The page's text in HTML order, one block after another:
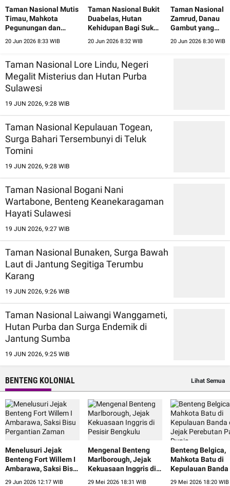
Taman Nasional Mutis
Timau, Mahkota
Pegunungan dan
20 Jun 2026 8:33 WIB
Taman Nasional Bukit
Duabelas, Hutan
Kehidupan Bagi Suku
20 Jun 2026 8:32 WIB
Taman Nasional
Zamrud, Danau
Gambut yang
20 Jun 2026 8:30 WIB
Taman Nasional Lore Lindu, Negeri
Megalit Misterius dan Hutan Purba
Sulawesi
19 JUN 2026, 9:28 WIB
Taman Nasional Kepulauan Togean,
Surga Bahari Tersembunyi di Teluk
Tomini
19 JUN 2026, 9:28 WIB
Taman Nasional Bogani Nani
Wartabone, Benteng Keanekaragaman
Hayati Sulawesi
19 JUN 2026, 9:27 WIB
Taman Nasional Bunaken, Surga Bawah
Laut di Jantung Segitiga Terumbu
Karang
19 JUN 2026, 9:26 WIB
Taman Nasional Laiwangi Wanggameti,
Hutan Purba dan Surga Endemik di
Jantung Sumba
19 JUN 2026, 9:25 WIB
BENTENG KOLONIAL Lihat Semua
Menelusuri Jejak
Benteng Fort Willem I
Ambarawa, Saksi Bisu
29 Jun 2026 12:17 WIB
Mengenal Benteng
Marlborough, Jejak
Kekuasaan Inggris di
29 Mei 2026 18:31 WIB
Benteng Belgica,
Mahkota Batu di
Kepulauan Banda
29 Mei 2026 18:20 WIB